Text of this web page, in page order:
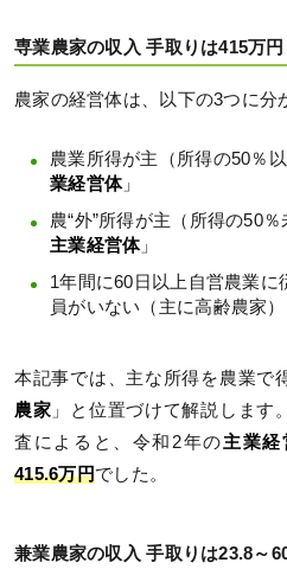
専業農家の収入 手取りは415万円
農家の経営体は、以下の3つに分
農業所得が主（所得の50％
業経営体」
農“外”所得が主（所得の50
主業経営体」
1年間に60日以上自営農業
員がいない（主に高齢農家）
本記事では、主な所得を農業で
農家 」と位置づけて解説します
査によると、令和2年の主業経
415.6万円でした。
兼業農家の収入 手取りは23.8～